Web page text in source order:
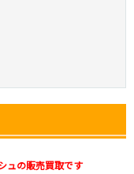
る！
ベント開催中
ュの販売買取です